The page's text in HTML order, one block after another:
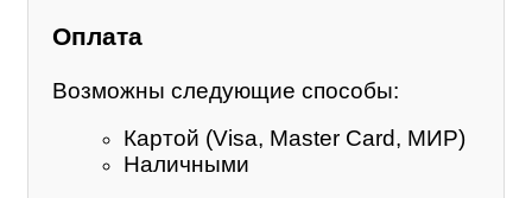
Оплата
Возможны следующие способы:
Картой (Visa, Master Card, МИР)
Наличными